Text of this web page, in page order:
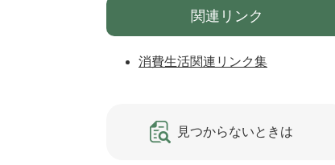
関連リンク
消費生活関連リンク集
見つからないときは